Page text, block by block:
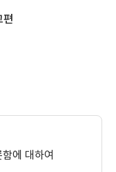
편
에 대하여